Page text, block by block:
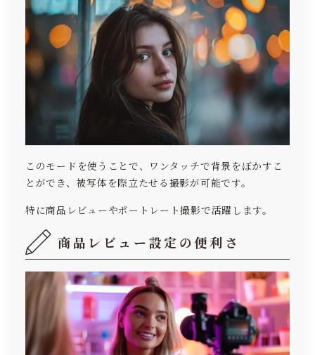
このモードを使うことで、ワンタッチで背景をぼかすこ
とができ、被写体を際立たせる撮影が可能です。
特に商品レビューやポートレート撮影で活躍します。
商品レビュー設定の便利さ